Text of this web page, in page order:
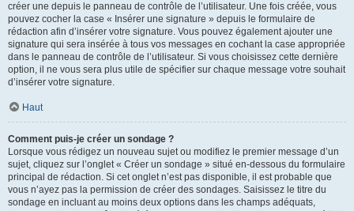
créer une depuis le panneau de contrôle de l’utilisateur. Une fois créée, vous
pouvez cocher la case « Insérer une signature » depuis le formulaire de
rédaction afin d’insérer votre signature. Vous pouvez également ajouter une
signature qui sera insérée à tous vos messages en cochant la case appropriée
dans le panneau de contrôle de l’utilisateur. Si vous choisissez cette dernière
option, il ne vous sera plus utile de spécifier sur chaque message votre souhait
d’insérer votre signature.
Haut
Comment puis-je créer un sondage ?
Lorsque vous rédigez un nouveau sujet ou modifiez le premier message d’un
sujet, cliquez sur l’onglet « Créer un sondage » situé en-dessous du formulaire
principal de rédaction. Si cet onglet n’est pas disponible, il est probable que
vous n’ayez pas la permission de créer des sondages. Saisissez le titre du
sondage en incluant au moins deux options dans les champs adéquats,